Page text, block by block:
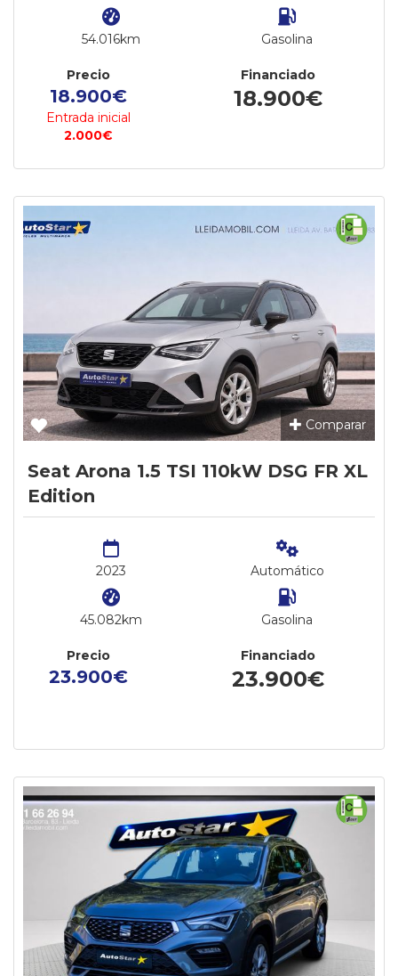
54.016km Gasolina
Precio
18.900€
Entrada inicial
2.000€
Financiado
18.900€
Comparar
Seat Arona 1.5 TSI 110kW DSG FR XL
Edition
2023
45.082km
Automático
Gasolina
Precio
23.900€
Financiado
23.900€